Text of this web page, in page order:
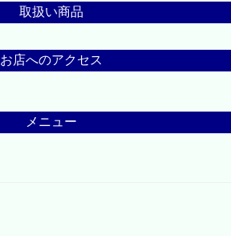
取扱い商品
お店へのアクセス
メニュー